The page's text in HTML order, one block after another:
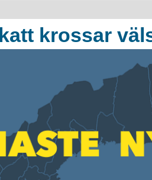
krossar